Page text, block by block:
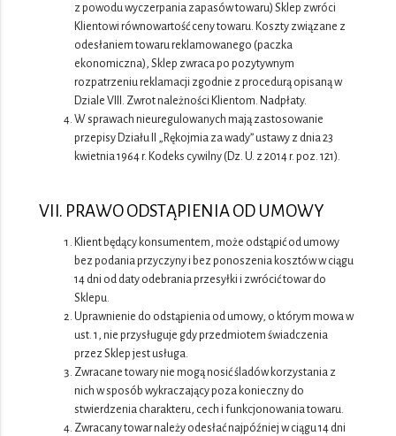
z powodu wyczerpania zapasów towaru) Sklep zwróci
Klientowi równowartość ceny towaru. Koszty związane z
odesłaniem towaru reklamowanego (paczka
ekonomiczna), Sklep zwraca po pozytywnym
rozpatrzeniu reklamacji zgodnie z procedurą opisaną w
Dziale VIII. Zwrot należności Klientom. Nadpłaty.
W sprawach nieuregulowanych mają zastosowanie
przepisy Działu II „Rękojmia za wady” ustawy z dnia 23
kwietnia 1964 r. Kodeks cywilny (Dz. U. z 2014 r. poz. 121).
VII. PRAWO ODSTĄPIENIA OD UMOWY
Klient będący konsumentem, może odstąpić od umowy
bez podania przyczyny i bez ponoszenia kosztów w ciągu
14 dni od daty odebrania przesyłki i zwrócić towar do
Sklepu.
Uprawnienie do odstąpienia od umowy, o którym mowa w
ust. 1, nie przysługuje gdy przedmiotem świadczenia
przez Sklep jest usługa.
Zwracane towary nie mogą nosić śladów korzystania z
nich w sposób wykraczający poza konieczny do
stwierdzenia charakteru, cech i funkcjonowania towaru.
Zwracany towar należy odesłać najpóźniej w ciągu 14 dni